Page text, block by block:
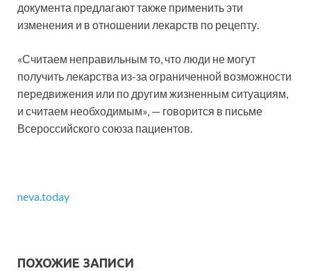
документа предлагают также применить эти
изменения и в отношении лекарств по рецепту.
«Считаем неправильным то, что люди не могут
получить лекарства из-за ограниченной возможности
передвижения или по другим жизненным ситуациям,
и считаем необходимым», — говорится в письме
Всероссийского союза пациентов.
neva.today
ПОХОЖИЕ ЗАПИСИ